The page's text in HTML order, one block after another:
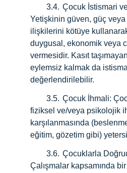
        3.4.
Çocuk İstismari
Yetişkinin güven, güç
ilişkilerini kötüye
duygusal, ekonomik veya
vermesidir. Kasıt
eylemsiz kalmak da
değerlendirilebilir.
        3.5.
Çocuk İhmali:
fiziksel ve/veya psikolojik
karşılanmasında
eğitim, gözetim gibi)
        3.6.
Çocuklarla
Çalışmalar kapsamında